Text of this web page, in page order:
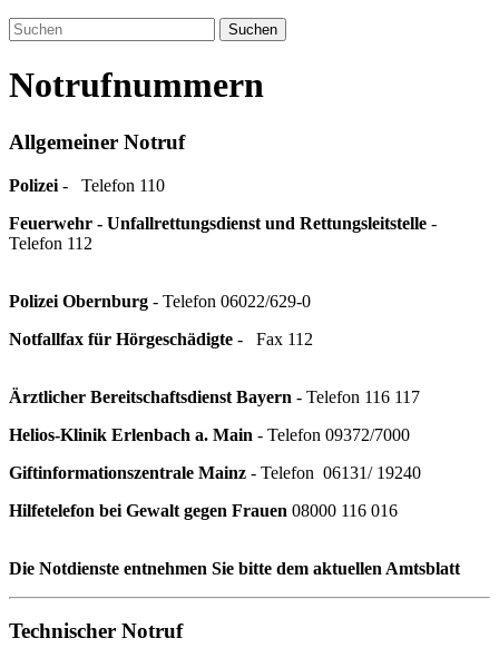
Suchen
Notrufnummern
Allgemeiner Notruf
Polizei - Telefon 110
Feuerwehr - Unfallrettungsdienst und Rettungsleitstelle -
Telefon 112
Polizei Obernburg - Telefon 06022/629-0
Notfallfax für Hörgeschädigte - Fax 112
Ärztlicher Bereitschaftsdienst Bayern - Telefon 116 117
Helios-Klinik Erlenbach a. Main - Telefon 09372/7000
Giftinformationszentrale Mainz - Telefon 06131/ 19240
Hilfetelefon bei Gewalt gegen Frauen 08000 116 016
Die Notdienste entnehmen Sie bitte dem aktuellen Amtsblatt
Technischer Notruf